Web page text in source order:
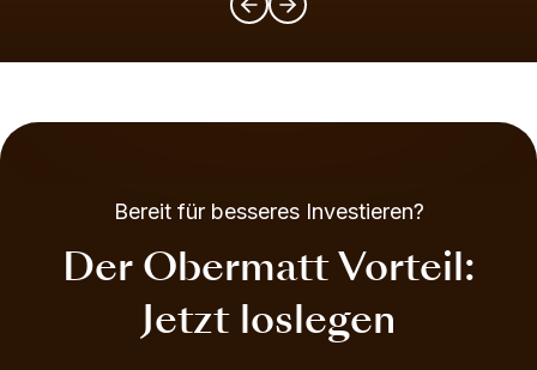
Bereit für besseres Investieren?
Der Obermatt Vorteil:
Jetzt loslegen